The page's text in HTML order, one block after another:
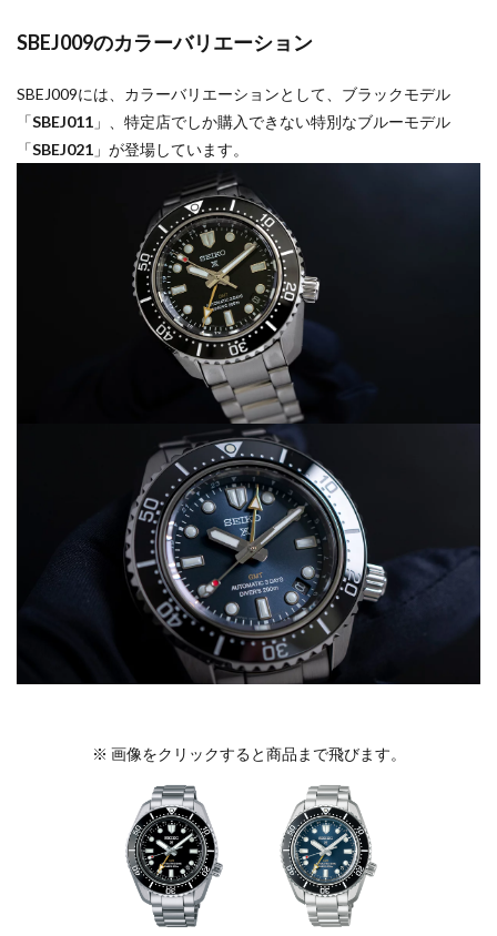
SBEJ009のカラーバリエーション
SBEJ009には、カラーバリエーションとして、ブラックモデル
「SBEJ011 」、特定店でしか購入できない特別なブルーモデル
「SBEJ021 」が登場しています。
※ 画像をクリックすると商品まで飛びます。